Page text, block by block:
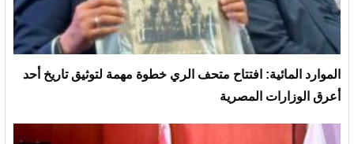
الموارد المائية: افتتاح متحف الري خطوة مهمة لتوثيق تاريخ أحد
أعرق الوزارات المصرية